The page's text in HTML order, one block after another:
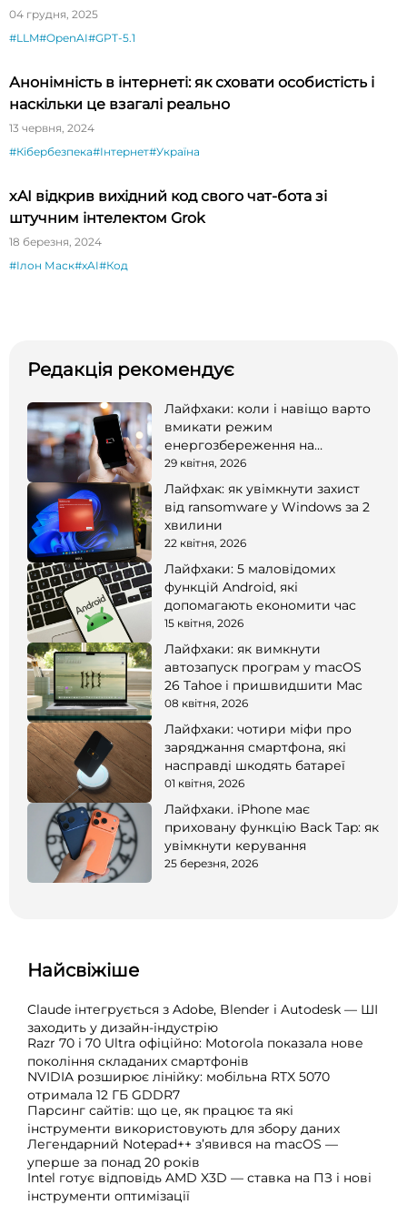
04 грудня, 2025
#LLM#OpenAI#GPT-5.1
Анонімність в інтернеті: як сховати особистість і
наскільки це взагалі реально
13 червня, 2024
#Кібербезпека#Інтернет#Україна
xAI відкрив вихідний код свого чат-бота зі
штучним інтелектом Grok
18 березня, 2024
#Ілон Маск#xAI#Код
Редакція рекомендує
Лайфхаки: коли і навіщо варто
вмикати режим
енергозбереження на
смартфоні
29 квітня, 2026
Лайфхак: як увімкнути захист
від ransomware у Windows за 2
хвилини
22 квітня, 2026
Лайфхаки: 5 маловідомих
функцій Android, які
допомагають економити час
15 квітня, 2026
Лайфхаки: як вимкнути
автозапуск програм у macOS
26 Tahoe і пришвидшити Mac
08 квітня, 2026
Лайфхаки: чотири міфи про
заряджання смартфона, які
насправді шкодять батареї
01 квітня, 2026
Лайфхаки. iPhone має
приховану функцію Back Tap: як
увімкнути керування
25 березня, 2026
Найсвіжіше
Claude інтегрується з Adobe, Blender і Autodesk — ШІ
заходить у дизайн-індустрію
Razr 70 і 70 Ultra офіційно: Motorola показала нове
покоління складаних смартфонів
NVIDIA розширює лінійку: мобільна RTX 5070
отримала 12 ГБ GDDR7
Парсинг сайтів: що це, як працює та які
інструменти використовують для збору даних
Легендарний Notepad++ з’явився на macOS —
уперше за понад 20 років
Intel готує відповідь AMD X3D — ставка на ПЗ і нові
інструменти оптимізації